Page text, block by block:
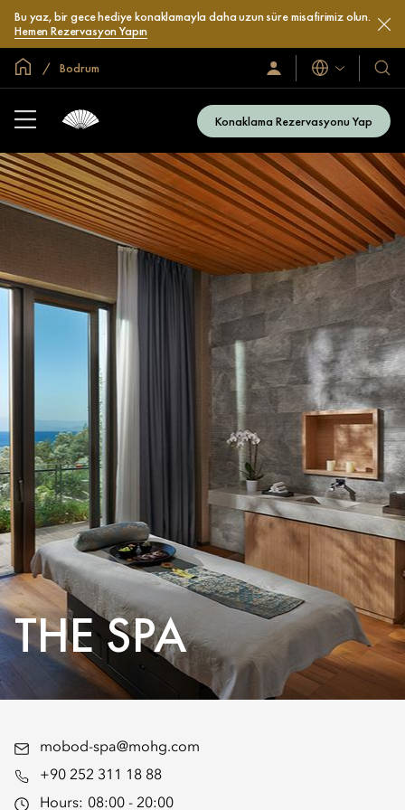
Bu yaz, bir gece hediye konaklamayla daha uzun süre misafirimiz olun.
Hemen Rezervasyon Yapın
Global Ana Sayfa
Bodrum
Oturum
Açın
Katılın
Diller
Otel
ve
Konaklama Rezervasyonu Yap
THE SPA
mobod-spa@mohg.com
+90 252 311 18 88
Hours: 08:00 - 20:00